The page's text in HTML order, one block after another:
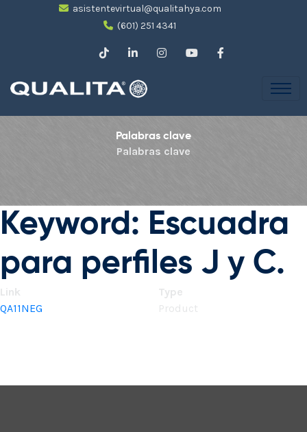
asistentevirtual@qualitahya.com
(601) 251 4341
Palabras clave
Palabras clave
Keyword: Escuadra
para perfiles J y C.
Link
Type
QA11NEG
Product